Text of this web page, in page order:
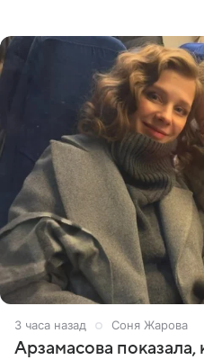
3 часа назад Соня Жарова
Арзамасова показала,